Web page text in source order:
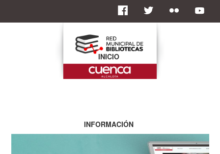
INICIO
INFORMACIÓN